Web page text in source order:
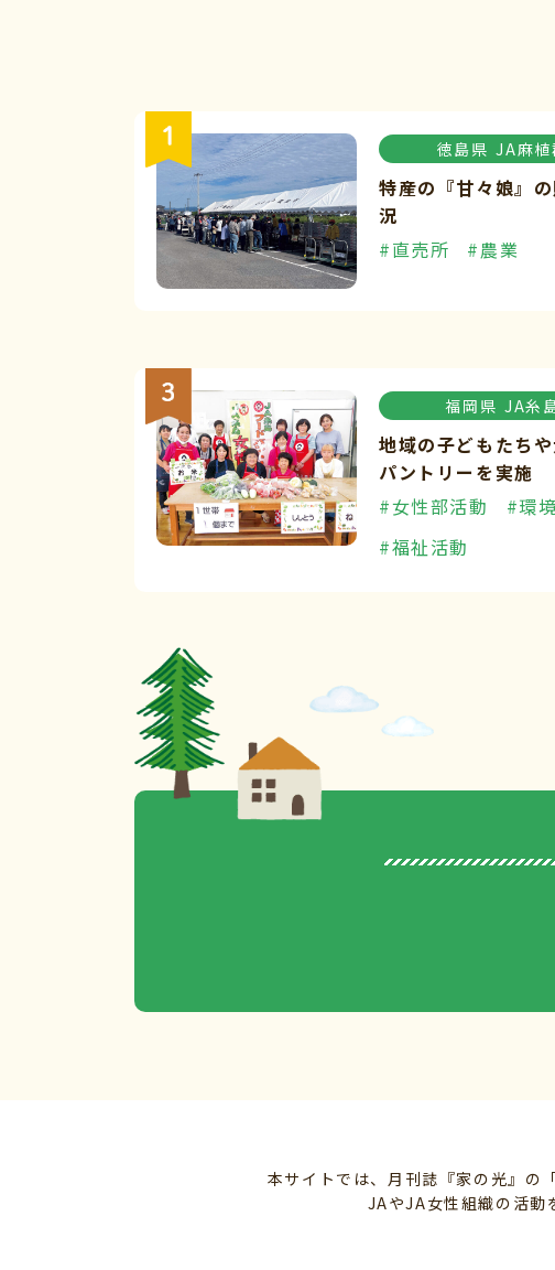
徳島県 JA麻植
特産の『甘々娘』
況
#直売所
#農業
福岡県 JA糸
地域の子どもたち
パントリーを実施
#女性部活動
#環
#福祉活動
本サイトでは、月刊誌『家の光』の
JAやJA女性組織の活動